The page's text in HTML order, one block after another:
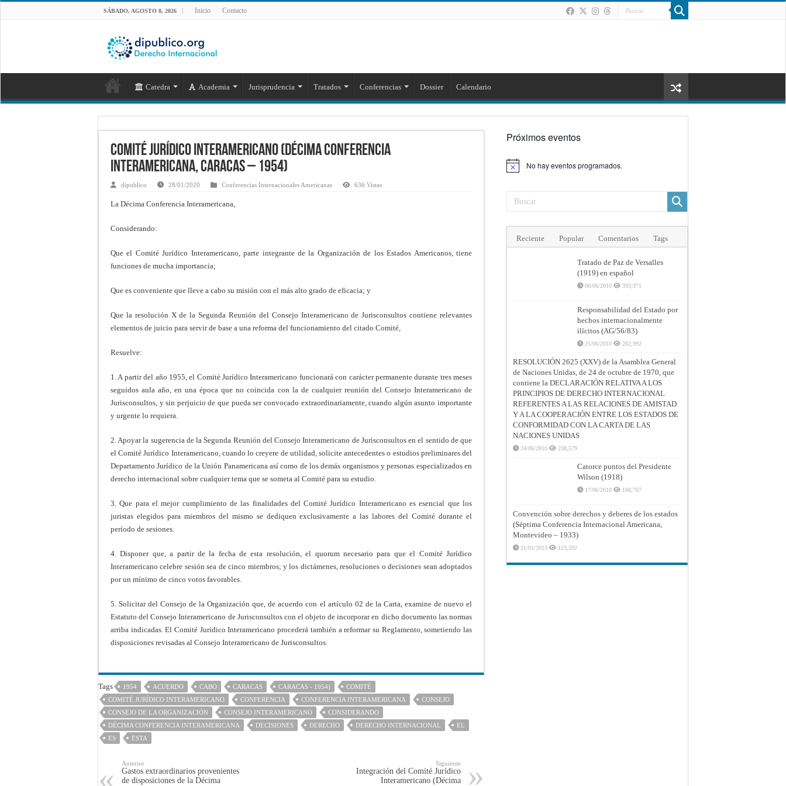
SÁBADO, AGOSTO 8, 2026 Inicio Contacto
Catedra Academia Jurisprudencia Tratados Conferencias Dossier Calendario
Comité Jurídico Interamericano (Décima Conferencia
Interamericana, Caracas – 1954)
dipublico 28/01/2020 Conferencias Internacionales Americanas 636 Vistas
La Décima Conferencia Interamericana,
Considerando:
Que el Comité Jurídico Interamericano, parte integrante de la Organización de los Estados Americanos, tiene
funciones de mucha importancia;
Que es conveniente que lleve a cabo su misión con el más alto grado de eficacia; y
Que la resolución X de la Segunda Reunión del Consejo Interamericano de Jurisconsultos contiene relevantes
elementos de juicio para servir de base a una reforma del funcionamiento del citado Comité,
Resuelve:
1. A partir del año 1955, el Comité Jurídico Interamericano funcionará con carácter permanente durante tres meses
seguidos aula año, en una época que no coincida con la de cualquier reunión del Consejo Interamericano de
Jurisconsultos, y sin perjuicio de que pueda ser convocado extraordinariamente, cuando algún asunto importante
y urgente lo requiera.
2. Apoyar la sugerencia de la Segunda Reunión del Consejo Interamericano de Jurisconsultos en el sentido de que
el Comité Jurídico Interamericano, cuando lo creyere de utilidad, solicite antecedentes o estudios preliminares del
Departamento Jurídico de la Unión Panamericana así como de los demás organismos y personas especializados en
derecho internacional sobre cualquier tema que se someta al Comité para su estudio.
3. Que para el mejor cumplimiento de las finalidades del Comité Jurídico Interamericano es esencial que los
juristas elegidos para miembros del mismo se dediquen exclusivamente a las labores del Comité durante el
período de sesiones.
4. Disponer que, a partir de la fecha de esta resolución, el quorum necesario para que el Comité Jurídico
Interamericano celebre sesión sea de cinco miembros; y los dictámenes, resoluciones o decisiones sean adoptados
por un mínimo de cinco votos favorables.
5. Solicitar del Consejo de la Organización que, de acuerdo con el artículo 02 de la Carta, examine de nuevo el
Estatuto del Consejo Interamericano de Jurisconsultos con el objeto de incorporar en dicho documento las normas
arriba indicadas. El Comité Jurídico Interamericano procederá también a reformar su Reglamento, sometiendo las
disposiciones revisadas al Consejo Interamericano de Jurisconsultos.
Tags 1954 ACUERDO CABO CARACAS CARACAS - 1954)
COMITÉ
COMITÉ JURÍDICO INTERAMERICANO
CONFERENCIA CONFERENCIA INTERAMERICANA
CONSEJO
CONSEJO DE LA ORGANIZACIÓN
CONSEJO INTERAMERICANO
CONSIDERANDO
DÉCIMA CONFERENCIA INTERAMERICANA
DECISIONES DERECHO DERECHO INTERNACIONAL
EL
ES
ESTA
Anterior
Gastos extraordinarios provenientes
de disposiciones de la Décima
Siguiente
Integración del Comité Jurídico
Interamericano (Décima
Próximos eventos
Aviso No hay eventos programados.
Reciente Popular Comentarios Tags
Tratado de Paz de Versalles
(1919) en español
06/06/2010 393,971
Responsabilidad del Estado por
hechos internacionalmente
ilícitos (AG/56/83)
25/06/2010 262,992
RESOLUCIÓN 2625 (XXV) de la Asamblea General
de Naciones Unidas, de 24 de octubre de 1970, que
contiene la DECLARACIÓN RELATIVA A LOS
PRINCIPIOS DE DERECHO INTERNACIONAL
REFERENTES A LAS RELACIONES DE AMISTAD
Y A LA COOPERACIÓN ENTRE LOS ESTADOS DE
CONFORMIDAD CON LA CARTA DE LAS
NACIONES UNIDAS
24/06/2010 238,579
Catorce puntos del Presidente
Wilson (1918)
17/06/2010 166,767
Convención sobre derechos y deberes de los estados
(Séptima Conferencia Internacional Americana,
Montevideo – 1933)
21/01/2013 123,592